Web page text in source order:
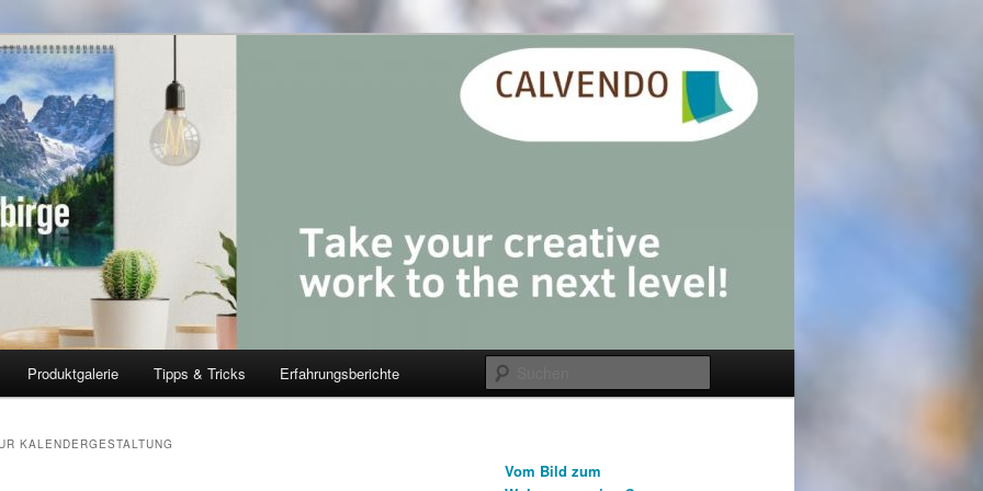
Produktgalerie Tipps & Tricks Erfahrungsberichte
KALENDERGESTALTUNG
Vom Bild zum